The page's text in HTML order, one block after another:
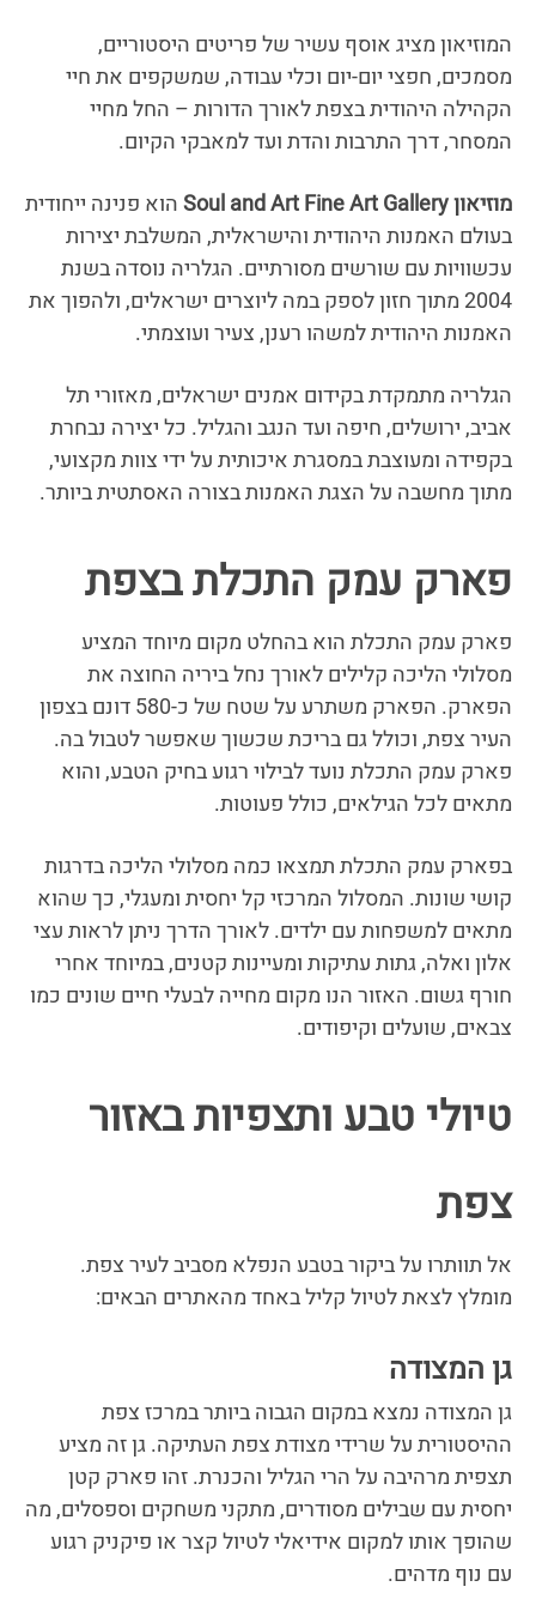
המוזיאון מציג אוסף עשיר של פריטים היסטוריים,
מסמכים, חפצי יום-יום וכלי עבודה, שמשקפים את חיי
הקהילה היהודית בצפת לאורך הדורות – החל מחיי
המסחר, דרך התרבות והדת ועד למאבקי הקיום.
מוזיאון
הוא פנינה ייחודית
בעולם האמנות היהודית והישראלית, המשלבת יצירות
עכשוויות עם שורשים מסורתיים. הגלריה נוסדה בשנת
2004 מתוך חזון לספק במה ליוצרים ישראלים, ולהפוך את
האמנות היהודית למשהו רענן, צעיר ועוצמתי.
הגלריה מתמקדת בקידום אמנים ישראלים, מאזורי תל
אביב, ירושלים, חיפה ועד הנגב והגליל. כל יצירה נבחרת
בקפידה ומעוצבת במסגרת איכותית על ידי צוות מקצועי,
מתוך מחשבה על הצגת האמנות בצורה האסתטית ביותר.
פארק עמק התכלת בצפת
פארק עמק התכלת הוא בהחלט מקום מיוחד המציע
מסלולי הליכה קלילים לאורך נחל ביריה החוצה את
הפארק. הפארק משתרע על שטח של כ-580 דונם בצפון
העיר צפת, וכולל גם בריכת שכשוך שאפשר לטבול בה.
פארק עמק התכלת נועד לבילוי רגוע בחיק הטבע, והוא
מתאים לכל הגילאים, כולל פעוטות.
בפארק עמק התכלת תמצאו כמה מסלולי הליכה בדרגות
קושי שונות. המסלול המרכזי קל יחסית ומעגלי, כך שהוא
מתאים למשפחות עם ילדים. לאורך הדרך ניתן לראות עצי
אלון ואלה, גתות עתיקות ומעיינות קטנים, במיוחד אחרי
חורף גשום. האזור הנו מקום מחייה לבעלי חיים שונים כמו
צבאים, שועלים וקיפודים.
טיולי טבע ותצפיות באזור
צפת
אל תוותרו על ביקור בטבע הנפלא מסביב לעיר צפת.
מומלץ לצאת לטיול קליל באחד מהאתרים הבאים:
גן המצודה
גן המצודה נמצא במקום הגבוה ביותר במרכז צפת
ההיסטורית על שרידי מצודת צפת העתיקה. גן זה מציע
תצפית מרהיבה על הרי הגליל והכנרת. זהו פארק קטן
יחסית עם שבילים מסודרים, מתקני משחקים וספסלים, מה
שהופך אותו למקום אידיאלי לטיול קצר או פיקניק רגוע
עם נוף מדהים.